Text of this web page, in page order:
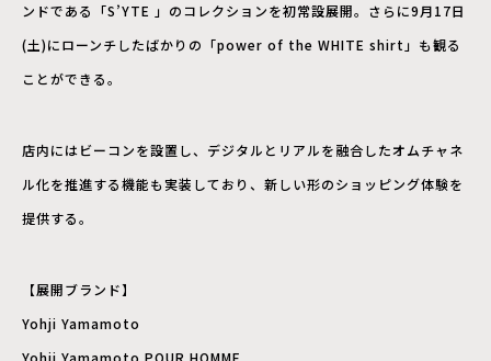
ンドである「S’YTE 」のコレクションを初常設展開。さらに9月17日
(土)にローンチしたばかりの「power of the WHITE shirt」も観る
ことができる。
店内にはビーコンを設置し、デジタルとリアルを融合したオムチャネ
ル化を推進する機能も実装しており、新しい形のショッピング体験を
提供する。
【展開ブランド】
Yohji Yamamoto
Yohji Yamamoto POUR HOMME